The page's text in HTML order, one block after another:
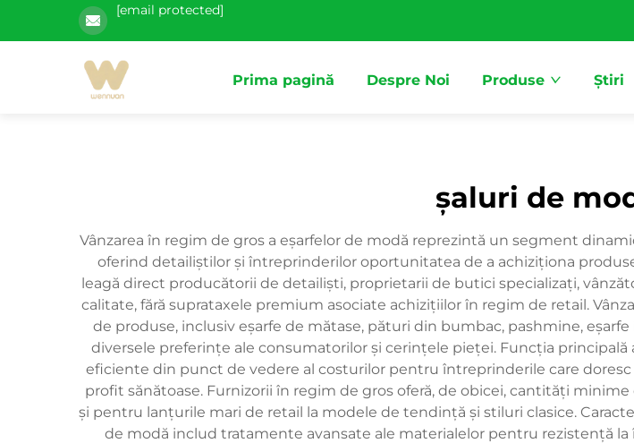
[email protected]
Prima pagină Despre Noi Produse Știri
șaluri de
Vânzarea în regim de gros a eşarfelor de modă reprezintă un segment
oferind detailiștilor și întreprinderilor oportunitatea de a achiziționa
leagă direct producătorii de detailiști, proprietarii de butici specializați,
calitate, fără suprataxele premium asociate achizițiilor în regim de retail.
de produse, inclusiv eşarfe de mătase, pături din bumbac, pashmine,
diversele preferințe ale consumatorilor și cerințele pieței. Funcția
eficiente din punct de vedere al costurilor pentru întreprinderile care
profit sănătoase. Furnizorii în regim de gros oferă, de obicei, cantități
și pentru lanțurile mari de retail la modele de tendință și stiluri clasice.
de modă includ tratamente avansate ale materialelor pentru rezistență la